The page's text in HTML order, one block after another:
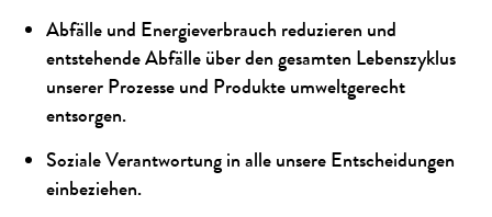
Abfälle und Energieverbrauch reduzieren und
entstehende Abfälle über den gesamten Lebenszyklus
unserer Prozesse und Produkte umweltgerecht
entsorgen.
Soziale Verantwortung in alle unsere Entscheidungen
einbeziehen.